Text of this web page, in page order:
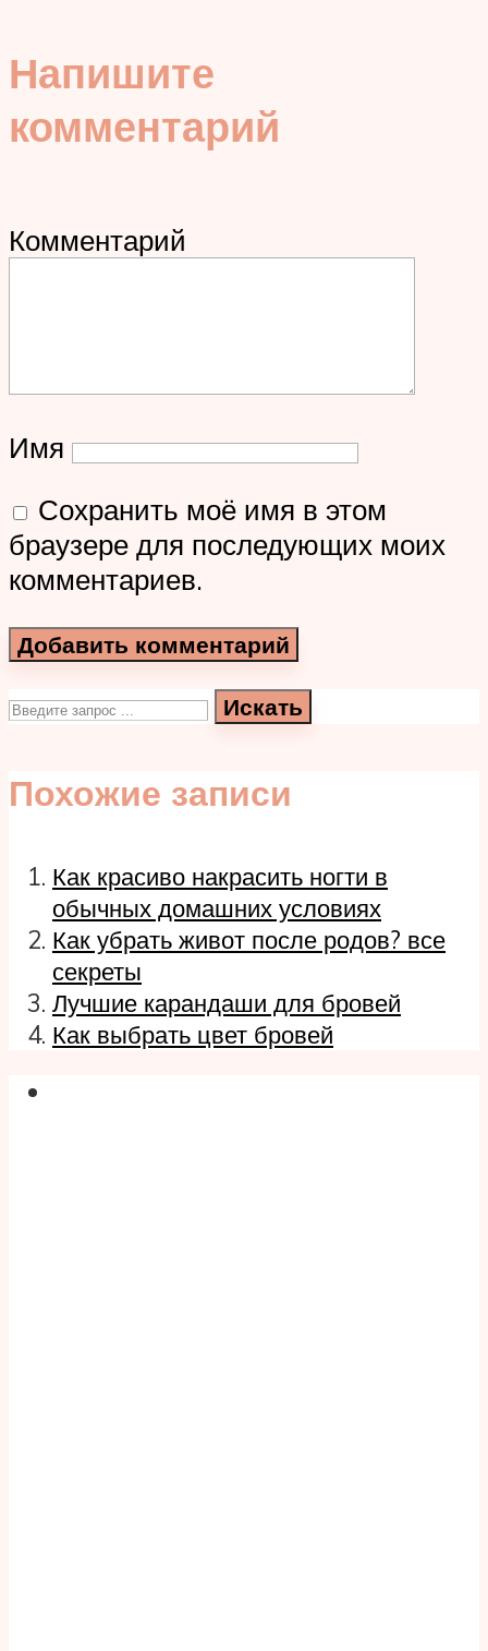
Напишите
комментарий
Комментарий
Имя
Сохранить моё имя в этом
браузере для последующих моих
комментариев.
Искать
Похожие записи
Как красиво накрасить ногти в
обычных домашних условиях
Как убрать живот после родов? все
секреты
Лучшие карандаши для бровей
Как выбрать цвет бровей